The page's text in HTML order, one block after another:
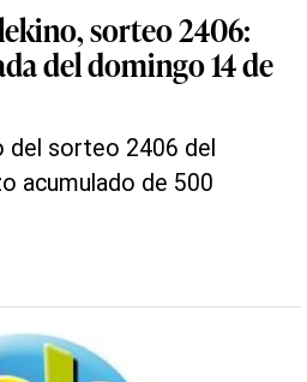
sorteo 2406:
del domingo 14 de
del sorteo 2406 del
acumulado de 500